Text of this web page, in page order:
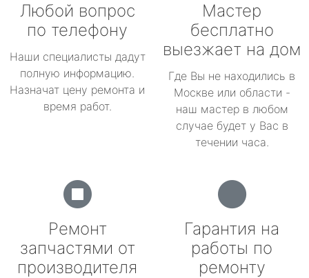
Любой вопрос
по телефону
Наши специалисты дадут
полную информацию.
Назначат цену ремонта и
время работ.
Мастер
бесплатно
выезжает на дом
Где Вы не находились в
Москве или области -
наш мастер в любом
случае будет у Вас в
течении часа.
Ремонт
запчастями от
производителя
Гарантия на
работы по
ремонту